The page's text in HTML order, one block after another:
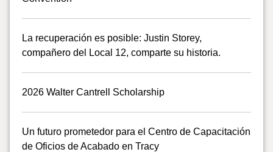
La recuperación es posible: Justin Storey,
compañero del Local 12, comparte su historia.
2026 Walter Cantrell Scholarship
Un futuro prometedor para el Centro de Capacitación
de Oficios de Acabado en Tracy